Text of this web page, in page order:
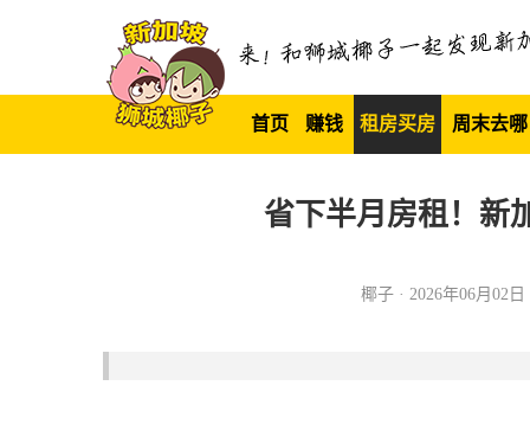
首页 赚钱 租房买房 周末去哪
省下半月房租！新
椰子 · 2026年06月02日